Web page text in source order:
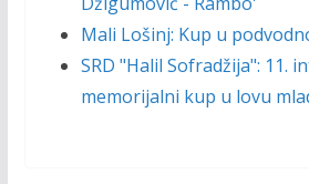
Mali Lošinj: Kup u
SRD "Halil Sofradžija": 11.
memorijalni kup u lovu